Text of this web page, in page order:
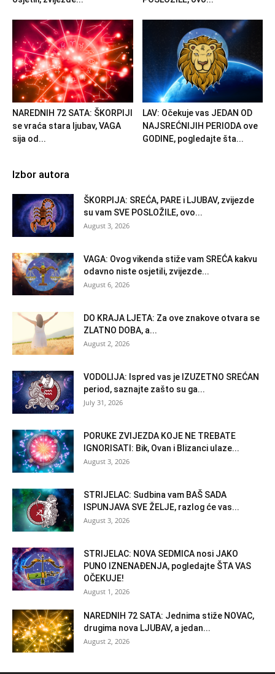
NAREDNIH 72 SATA: ŠKORPIJI
se vraća stara ljubav, VAGA
sija od...
LAV: Očekuje vas JEDAN OD
NAJSREĆNIJIH PERIODA ove
GODINE, pogledajte šta...
Izbor autora
ŠKORPIJA: SREĆA, PARE i LJUBAV, zvijezde
su vam SVE POSLOŽILE, ovo...
August 3, 2026
VAGA: Ovog vikenda stiže vam SREĆA kakvu
odavno niste osjetili, zvijezde...
August 6, 2026
DO KRAJA LJETA: Za ove znakove otvara se
ZLATNO DOBA, a...
August 2, 2026
VODOLIJA: Ispred vas je IZUZETNO SREĆAN
period, saznajte zašto su ga...
July 31, 2026
PORUKE ZVIJEZDA KOJE NE TREBATE
IGNORISATI: Bik, Ovan i Blizanci ulaze...
August 3, 2026
STRIJELAC: Sudbina vam BAŠ SADA
ISPUNJAVA SVE ŽELJE, razlog će vas...
August 3, 2026
STRIJELAC: NOVA SEDMICA nosi JAKO
PUNO IZNENAĐENJA, pogledajte ŠTA VAS
OČEKUJE!
August 1, 2026
NAREDNIH 72 SATA: Jednima stiže NOVAC,
drugima nova LJUBAV, a jedan...
August 2, 2026